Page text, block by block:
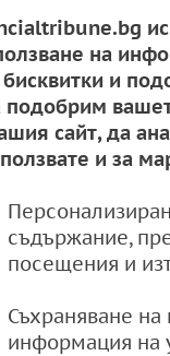
на
и
подобрим
сайт, да
и за
съдържание,
посещения и
Съхраняване
информация на